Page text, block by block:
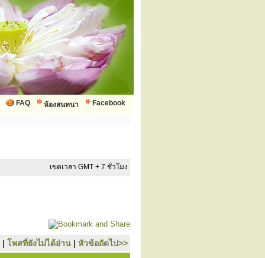
Facebook
ห้องสนทนา
FAQ
เขตเวลา GMT + 7 ชั่วโมง
| โพสที่ยังไม่ได้อ่าน | หัวข้อถัดไป>>